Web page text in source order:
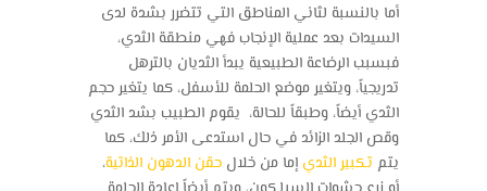
أما بالنسبة لثاني المناطق التي تتضرر بشدة لدى
السيدات بعد عملية الإنجاب فهي منطقة الثدي،
فبسبب الرضاعة الطبيعية يبدأ الثديان بالترهل
تدريجياً، ويتغير موضع الحلمة للأسفل، كما يتغير حجم
الثدي أيضاً، وطبقاً للحالة، يقوم الطبيب بشد الثدي
وقص الجلد الزائد في حال استدعى الأمر ذلك، كما
يتم تكبير الثدي إما من خلال حقن الدهون الذاتية،